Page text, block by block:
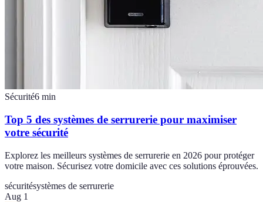
Sécurité6 min
Top 5 des systèmes de serrurerie pour maximiser
votre sécurité
Explorez les meilleurs systèmes de serrurerie en 2026 pour protéger
votre maison. Sécurisez votre domicile avec ces solutions éprouvées.
sécuritésystèmes de serrurerie
Aug 1